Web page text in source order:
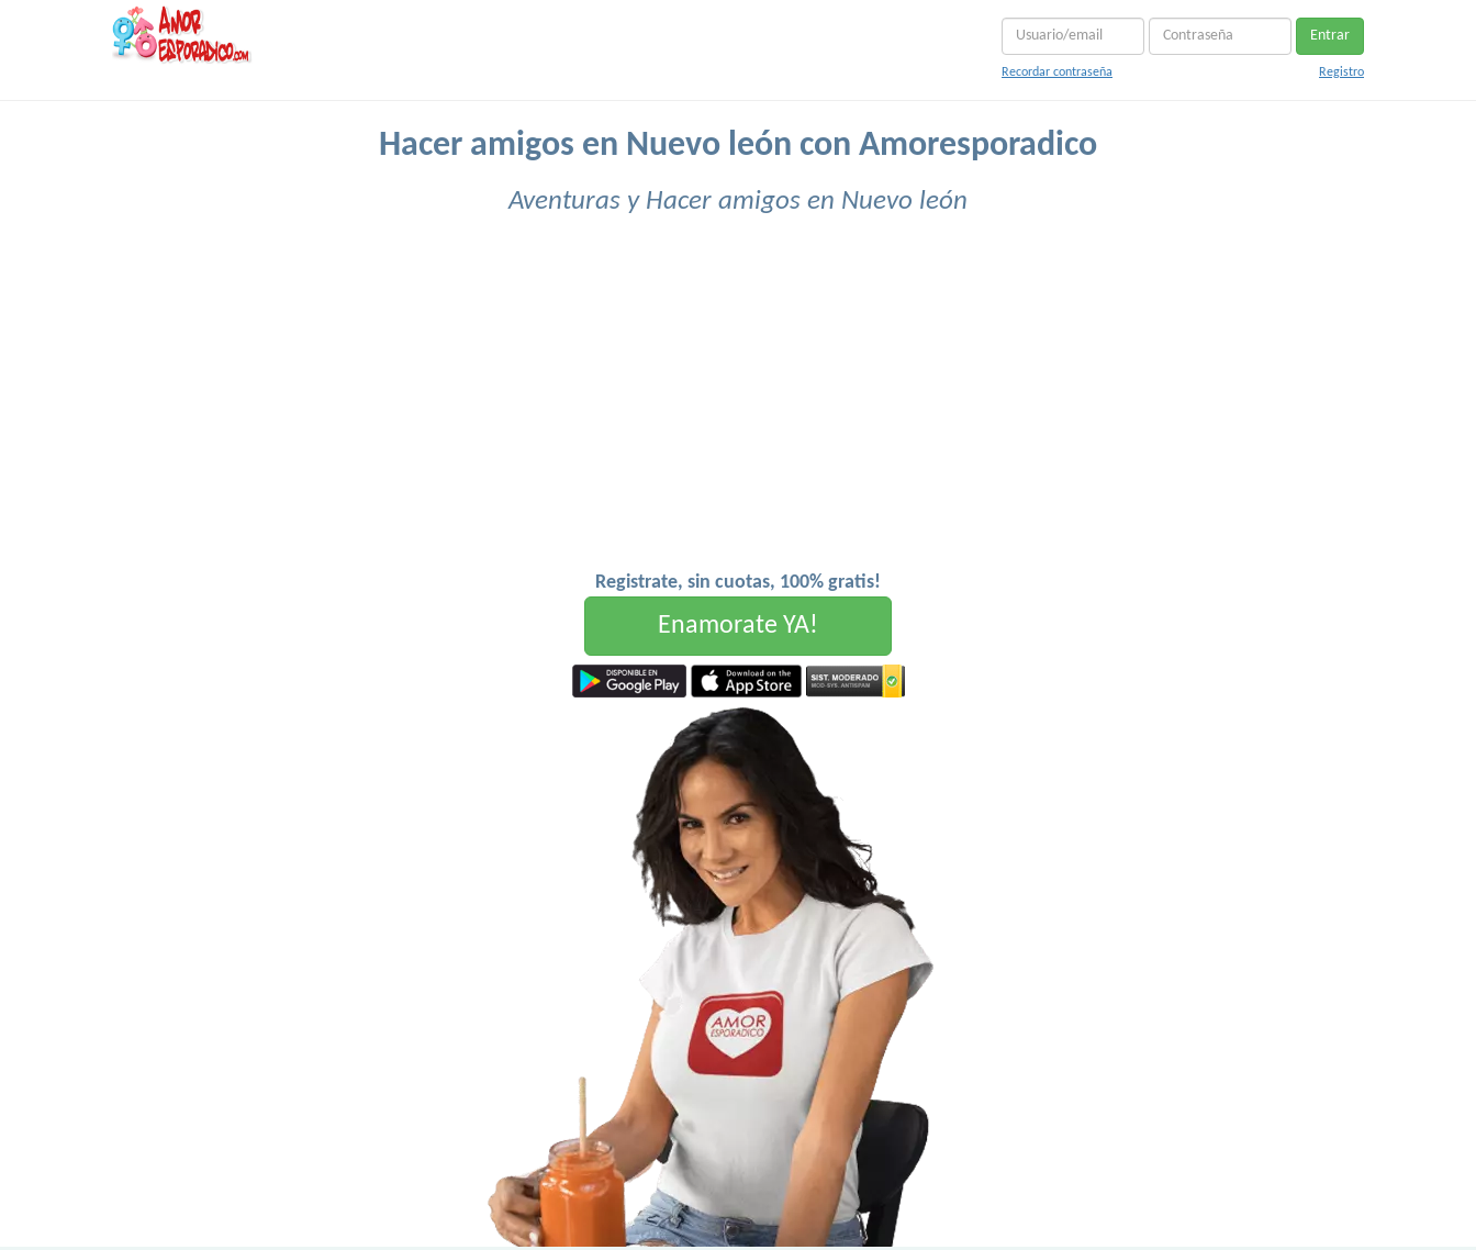
Entrar
Recordar contraseña Registro
Hacer amigos en Nuevo león con Amoresporadico
Aventuras y Hacer amigos en Nuevo león
Registrate, sin cuotas, 100% gratis!
Enamorate YA!